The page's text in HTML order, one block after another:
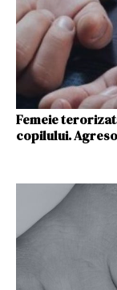
Femeie
copilului.